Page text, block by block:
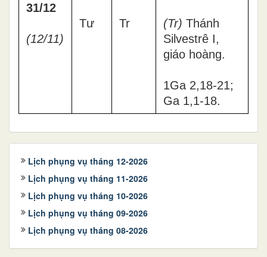
31/12
(12/11)
Tư Tr (Tr) Thánh
Silvestrê I,
giáo hoàng.
1Ga 2,18-21;
Ga 1,1-18.
Lịch phụng vụ tháng 12-2026
Lịch phụng vụ tháng 11-2026
Lịch phụng vụ tháng 10-2026
Lịch phụng vụ tháng 09-2026
Lịch phụng vụ tháng 08-2026